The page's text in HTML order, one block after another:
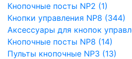
Кнопочные посты NP2 (1)
Кнопки управления NP8 (344)
Аксессуары для кнопок
Кнопочные посты NP8 (14)
Пульты кнопочные NP3 (13)